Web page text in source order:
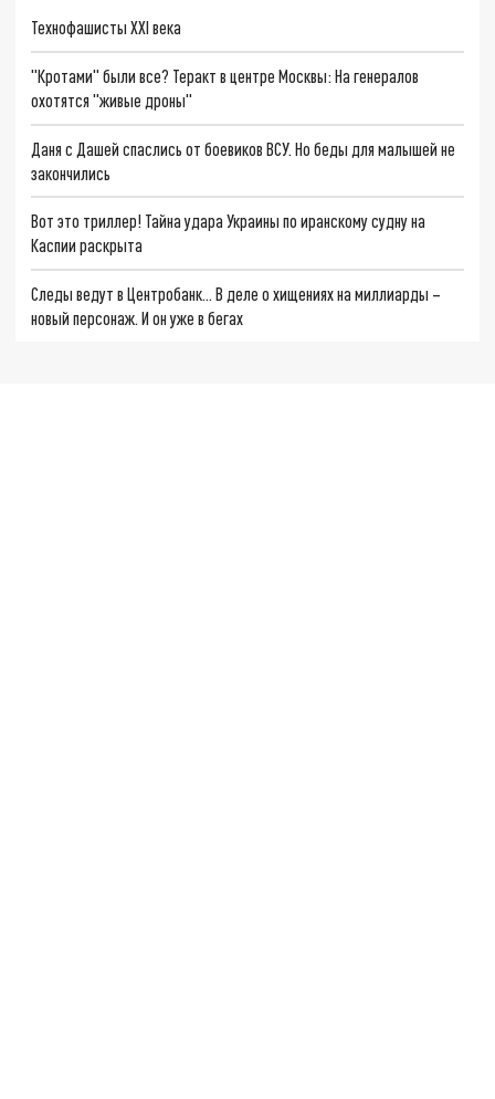
Технофашисты XXI века
"Кротами" были все? Теракт в центре Москвы: На генералов
охотятся "живые дроны"
Даня с Дашей спаслись от боевиков ВСУ. Но беды для малышей не
закончились
Вот это триллер! Тайна удара Украины по иранскому судну на
Каспии раскрыта
Следы ведут в Центробанк… В деле о хищениях на миллиарды –
новый персонаж. И он уже в бегах